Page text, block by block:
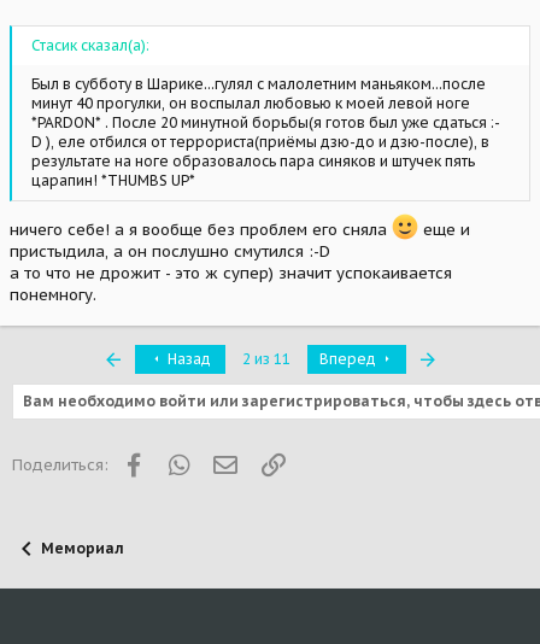
Стасик сказал(а):
Был в субботу в Шарике...гулял с малолетним маньяком...после
минут 40 прогулки, он воспылал любовью к моей левой ноге
*PARDON* . После 20 минутной борьбы(я готов был уже сдаться :-
D ), еле отбился от террориста(приёмы дзю-до и дзю-после), в
результате на ноге образовалось пара синяков и штучек пять
царапин! *THUMBS UP*
ничего себе! а я вообще без проблем его сняла
еще и
пристыдила, а он послушно смутился :-D
а то что не дрожит - это ж супер) значит успокаивается
понемногу.
ПервыйНазад 2 из 11 Вперед
Вам необходимо войти или зарегистрироваться, чтобы здесь
Поделиться: FacebookWhatsAppЭлектронная почта
Ссылка
Мемориал